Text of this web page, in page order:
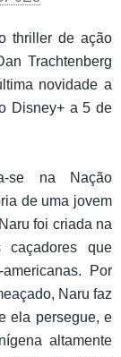
thriller de ação
Trachtenberg
novidade a
Disney+ a 5 de
se na Nação
de uma jovem
foi criada na
que
Por
Naru faz
ela persegue, e
altamente